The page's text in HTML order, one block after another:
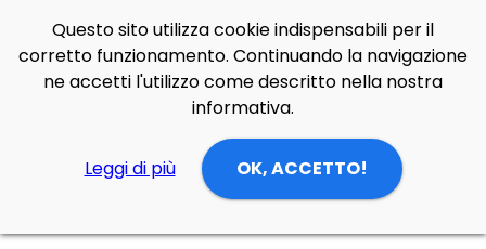
Side Navigation CercaContatti
Login
Prodotti Offerte
Soffitto
Lampada da soffitto Gradi 50 retinato per interni di Cini & Nils in acciaio cromo lucido, zama, vetro borosilicato. Per interni.
Questo sito utilizza cookie indispensabili per il
corretto funzionamento. Continuando la navigazione
ne accetti l'utilizzo come descritto nella nostra
informativa.
Leggi di più OK, ACCETTO!